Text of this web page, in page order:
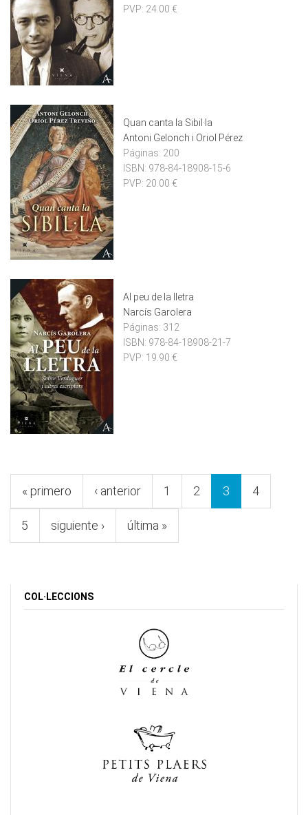
PVP: 24.00 €
Quan canta la Sibil·la
Antoni Gelonch i Oriol Pérez
Páginas: 200
ISBN: 978-84-18908-15-6
PVP: 20.00 €
Al peu de la lletra
Narcís Garolera
Páginas: 312
ISBN: 978-84-18908-21-7
PVP: 19.90 €
Pàgines
« primero ‹ anterior 1 2 3 4
5 siguiente › última »
COL·LECCIONS